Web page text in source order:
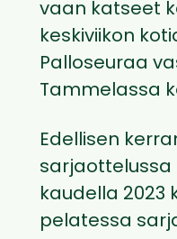
vaan katseet
keskiviikon
Palloseuraa
Tammelassa
Edellisen
sarjaottelussa
kaudella 2023
pelatessa